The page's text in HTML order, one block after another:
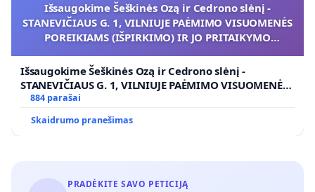
Išsaugokime Šeškinės Ozą ir Cedrono slėnį -
STANEVIČIAUS G. 1, VILNIUJE PAĖMIMO VISUOMENĖS
POREIKIAMS (IŠPIRKIMO) IR JO PRITAIKYMO
Išsaugokime Šeškinės Ozą ir Cedrono slėnį -
STANEVIČIAUS G. 1, VILNIUJE PAĖMIMO VISUOMENĖS
POREIKIAMS (IŠPIRKIMO) IR JO PRITAIKYMO VIEŠAJAI
ŽELDYNŲ FUNKCIJAI
884 parašai
Skaidrumo pranešimas
PRADĖKITE SAVO PETICIJĄ